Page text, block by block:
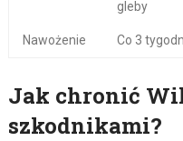
gleby
Nawożenie Co 3
Jak chronić
szkodnikami?